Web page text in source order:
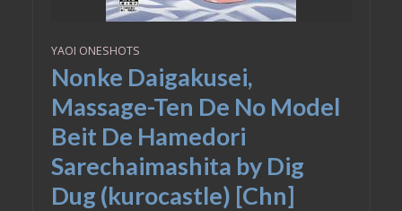
YAOI ONESHOTS
Nonke Daigakusei,
Massage-Ten De No Model
Beit De Hamedori
Sarechaimashita by Dig
Dug (kurocastle) [Chn]